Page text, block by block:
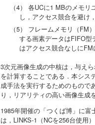
（4） 各UCに1 MBのメモ
し，アクセス競合を避け
（5） フレームメモリ（FM
する画素データはFIFO
はアクセス競合なしに
3次元画像生成の中核は，与え
を計算することである．本シス
成手法を実行するためのもので
り，リアリティの高い画像生成
1985年開催の「つくば博」に
は，LINKS-1（NCを256台使用